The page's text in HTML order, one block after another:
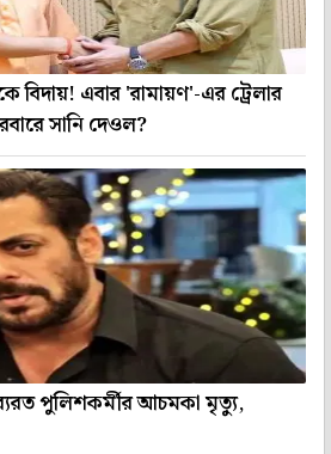
বিদায়! এবার 'রামায়ণ'-এর ট্রেলার
সানি দেওল?
পুলিশকর্মীর আচমকা মৃত্যু,